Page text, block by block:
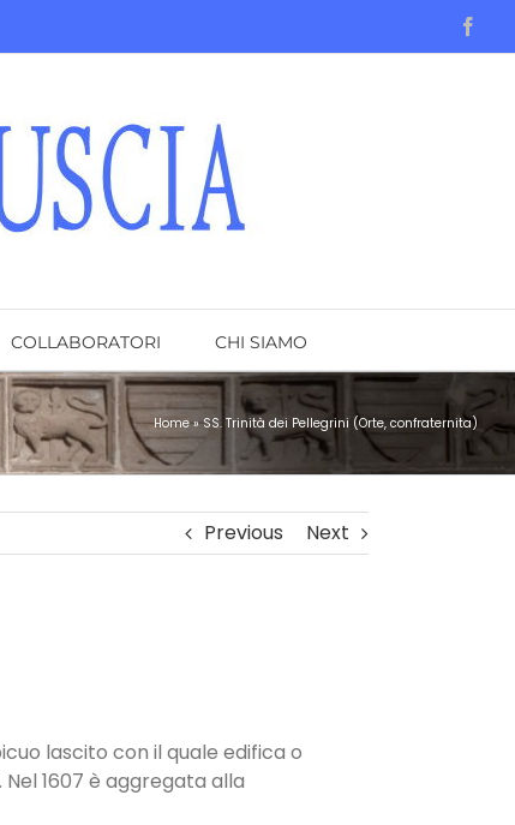
COLLABORATORI CHI SIAMO
Home»SS. Trinità dei Pellegrini (Orte, confraternita)
Previous Next
lascito con il quale edifica o
1607 è aggregata alla